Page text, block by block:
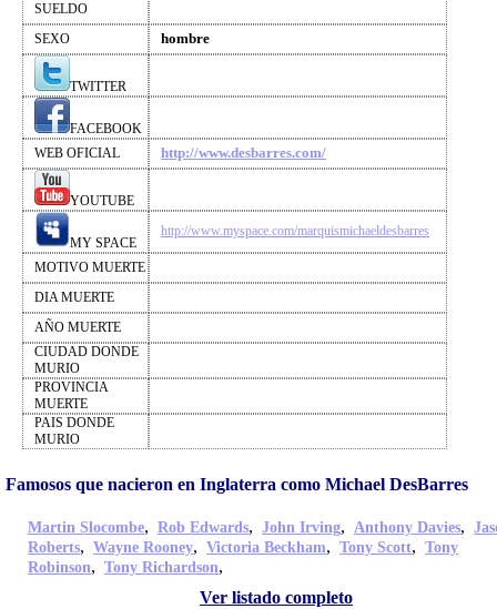
SUELDO
SEXO
hombre
TWITTER
FACEBOOK
WEB OFICIAL
http://www.desbarres.com/
YOUTUBE
MY SPACE
http://www.myspace.com/marquismichaeldesbarres
MOTIVO MUERTE
DIA MUERTE
AÑO MUERTE
CIUDAD DONDE
MURIO
PROVINCIA
MUERTE
PAIS DONDE
MURIO
Famosos que nacieron en Inglaterra como Michael DesBarres
Martin Slocombe, Rob Edwards, John Irving, Anthony Davies,
Roberts, Wayne Rooney, Victoria Beckham, Tony Scott, Tony
Robinson, Tony Richardson,
Ver listado completo